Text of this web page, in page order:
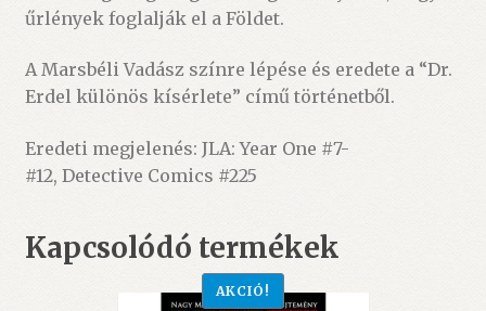
űrlények foglalják el a Földet.
A Marsbéli Vadász színre lépése és eredete a “Dr.
Erdel különös kísérlete” című történetből.
Eredeti megjelenés: JLA: Year One #7-
#12, Detective Comics #225
Kapcsolódó termékek
AKCIÓ!